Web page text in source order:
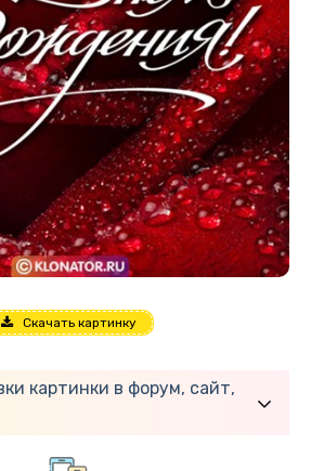
Скачать картинку
картинки в форум, сайт,